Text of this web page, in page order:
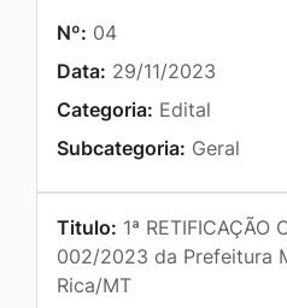
Nº: 04
Data: 29/11/2023
Categoria: Edital
Subcategoria: Geral
Titulo: 1ª
002/2023 da Prefeitura
Rica/MT